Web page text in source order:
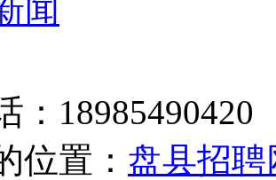
闻
：18985490420
位置： 盘县招聘